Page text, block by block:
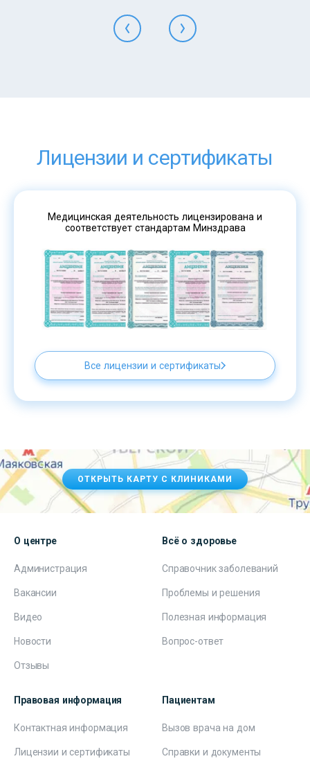
Лицензии и сертификаты
Медицинская деятельность лицензирована и
соответствует стандартам Минздрава
Все лицензии и сертификаты
ОТКРЫТЬ КАРТУ С КЛИНИКАМИ
О центре
Администрация
Вакансии
Видео
Новости
Отзывы
Всё о здоровье
Справочник заболеваний
Проблемы и решения
Полезная информация
Вопрос-ответ
Правовая информация
Контактная информация
Лицензии и сертификаты
Пациентам
Вызов врача на дом
Справки и документы